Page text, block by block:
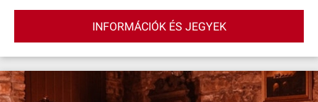
Augustus on the southern shores of Loch Ness. Take a
cruise on the loch (additional cost) in search of the
elusive monster or explore the village and wander along
its canal. Make a stop at the Commando Memorial, which
honors British war heroes and overlooks the Nevis range,
before heading back south through Cairngorms National
Park. There’s time for a final stop in the charming village
INFORMÁCIÓK ÉS JEGYEK